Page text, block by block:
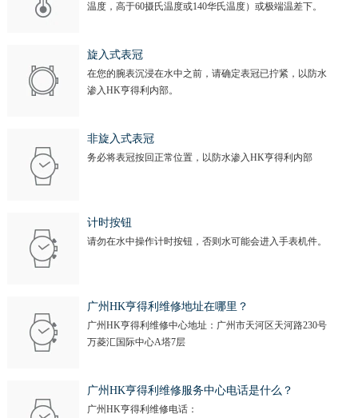
温度，高于60摄氏温度或140华氏温度）或极端温差下。
旋入式表冠
在您的腕表沉浸在水中之前，请确定表冠已拧紧，以防水
渗入HK亨得利内部。
非旋入式表冠
务必将表冠按回正常位置，以防水渗入HK亨得利内部
计时按钮
请勿在水中操作计时按钮，否则水可能会进入手表机件。
广州HK亨得利维修地址在哪里？
广州HK亨得利维修中心地址：广州市天河区天河路230号
万菱汇国际中心A塔7层
广州HK亨得利维修服务中心电话是什么？
广州HK亨得利维修电话：